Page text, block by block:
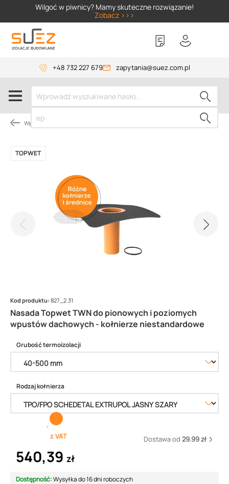
Wilgoć w piwnicy? Mamy skuteczne rozwiązanie!
Zobacz >>>
+48 732 227 679 zapytania@suez.com.pl
Wpusty i akcesoria
Nasada Topwet TWN do pionowych i poziomych
wpustów dachowych - kołnierze niestandardowe
TOPWET
Kod produktu: 827_2.31
Grubość termoizolacji
Rodzaj kołnierza
z VAT Dostawa od 29.99 zł
540,39 zł
Dostępność:Wysyłka do 16 dni roboczych